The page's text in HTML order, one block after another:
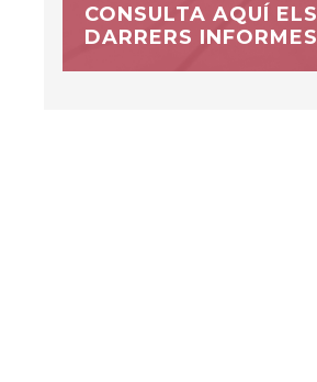
CONSULTA AQUÍ ELS
DARRERS INFORMES